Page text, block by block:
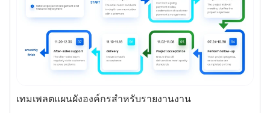
เทมเพลตแผนผังองค์กรสำหรับรายงานงาน